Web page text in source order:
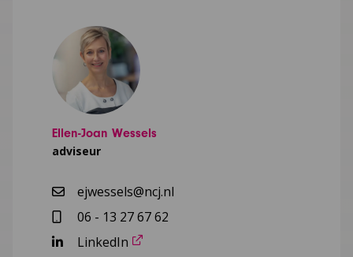
Ellen-Joan Wessels
adviseur
ejwessels@ncj.nl
06 - 13 27 67 62
LinkedIn